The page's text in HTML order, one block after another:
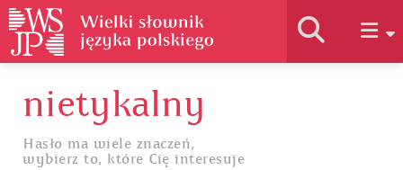
Historia słownika
Jak korzystać
nietykalny
Hasło ma wiele znaczeń,
wybierz to, które Cię interesuje